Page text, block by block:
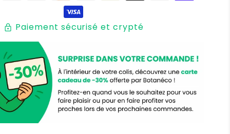
Rétro
lock Paiement sécurisé et crypté